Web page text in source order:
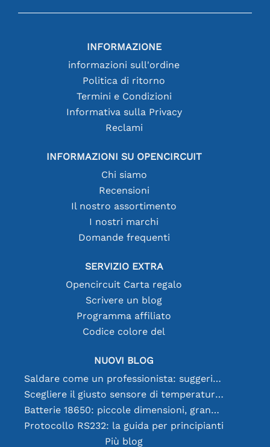
INFORMAZIONE
informazioni sull'ordine
Politica di ritorno
Termini e Condizioni
Informativa sulla Privacy
Reclami
INFORMAZIONI SU OPENCIRCUIT
Chi siamo
Recensioni
Il nostro assortimento
I nostri marchi
Domande frequenti
SERVIZIO EXTRA
Opencircuit Carta regalo
Scrivere un blog
Programma affiliato
Codice colore del
NUOVI BLOG
Saldare come un professionista: suggerimenti per connessioni elettroniche perfette
Scegliere il giusto sensore di temperatura [youtube]
Batterie 18650: piccole dimensioni, grandi prestazioni
Protocollo RS232: la guida per principianti
Più blog